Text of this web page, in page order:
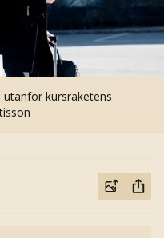
utanför kursraketens